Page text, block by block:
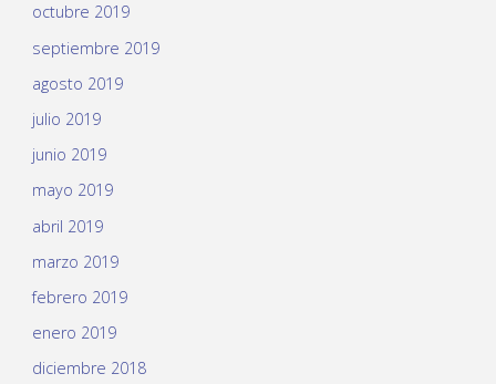
octubre 2019
septiembre 2019
agosto 2019
julio 2019
junio 2019
mayo 2019
abril 2019
marzo 2019
febrero 2019
enero 2019
diciembre 2018